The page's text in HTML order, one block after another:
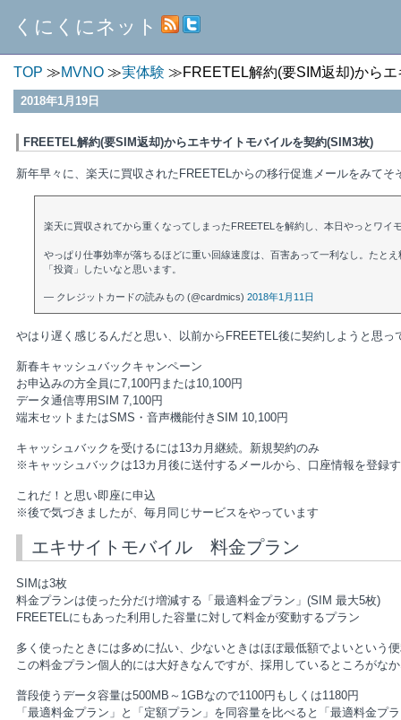
くにくにネット
TOP MVNO 実体験 FREETEL解約(要SIM返却)から
2018年1月19日
FREETEL解約(要SIM返却)からエキサイトモバイルを契約(SIM3枚)
新年早々に、楽天に買収されたFREETELからの移行促進メールをみてそ
楽天に買収されてから重くなってしまったFREETELを解約し、本日やっとワイ
やっぱり仕事効率が落ちるほどに重い回線速度は、百害あって一利なし。たと
「投資」したいなと思います。
— クレジットカードの読みもの (@cardmics) 2018年1月11日
やはり遅く感じるんだと思い、以前からFREETEL後に契約しようと思
新春キャッシュバックキャンペーン
お申込みの方全員に7,100円または10,100円
データ通信専用SIM 7,100円
端末セットまたはSMS・音声機能付きSIM 10,100円
キャッシュバックを受けるには13カ月継続。新規契約のみ
※キャッシュバックは13カ月後に送付するメールから、口座情報を登録
これだ！と思い即座に申込
※後で気づきましたが、毎月同じサービスをやっています
エキサイトモバイル 料金プラン
SIMは3枚
料金プランは使った分だけ増減する「最適料金プラン」(SIM 最大5枚)
FREETELにもあった利用した容量に対して料金が変動するプラン
多く使ったときには多めに払い、少ないときはほぼ最低額でよいという
この料金プラン個人的には大好きなんですが、採用しているところがな
普段使うデータ容量は500MB～1GBなので1100円もしくは1180円
「最適料金プラン」と「定額プラン」を同容量を比べると「最適料金プ